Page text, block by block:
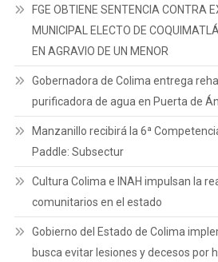
FGE OBTIENE SENTENCIA CONTRA
MUNICIPAL ELECTO DE
EN AGRAVIO DE UN MENOR
Gobernadora de Colima entrega
purificadora de agua en Puerta de
Manzanillo recibirá la 6ª
Paddle: Subsectur
Cultura Colima e INAH impulsan la
comunitarios en el estado
Gobierno del Estado de Colima
busca evitar lesiones y decesos por